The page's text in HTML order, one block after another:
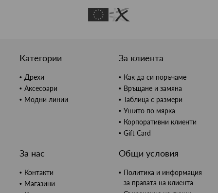
Категории
Дрехи
Аксесоари
Модни линии
За клиента
Как да си поръчаме
Връщане и замяна
Таблица с размери
Ушито по мярка
Корпоративни клиенти
Gift Card
За нас
Контакти
Магазини
Общи условия
Политика и информация
за правата на клиента